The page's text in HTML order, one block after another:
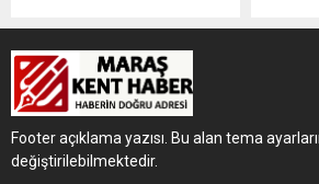
Bisikleti Takımı'nın sporcu
tanıtım etkinliği
Kahramanmaraş'ta
düzenlendi.
Footer açıklama yazısı. Bu alan tema
değiştirilebilmektedir.